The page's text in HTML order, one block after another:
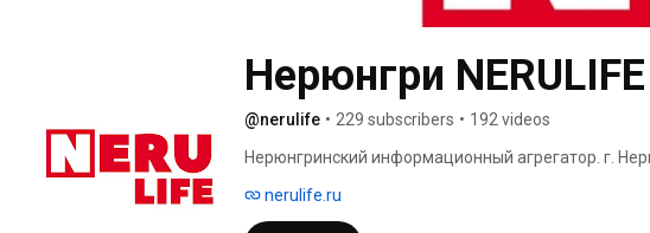
Нерюнгри NERULIFE
@nerulife • 229 subscribers • 192 videos
Нерюнгринский информационный агрегатор. г.
nerulife.ru